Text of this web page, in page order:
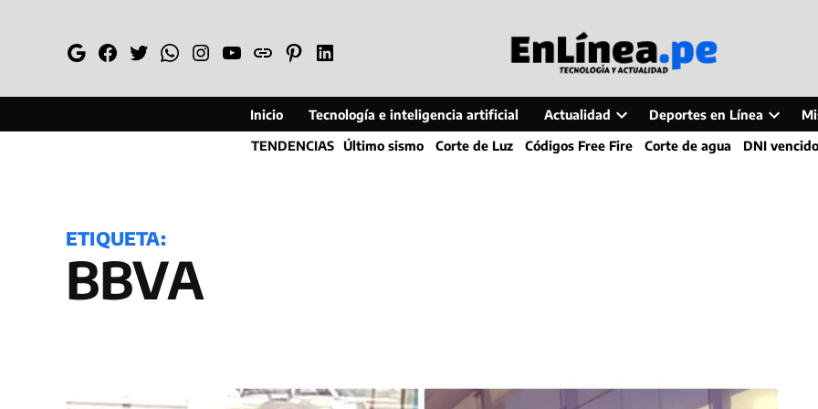
GoogleFacebook
TwitterWhatsapp
Instagram
YouTube
WebPinterestLinkedin
Inicio Tecnología e inteligencia artificial Actualidad
Open
dropdown
Deportes en Línea
Open
dropdown
TENDENCIAS Último sismo Corte de Luz Códigos Free Fire Corte de agua DNI vencido
ETIQUETA:
BBVA